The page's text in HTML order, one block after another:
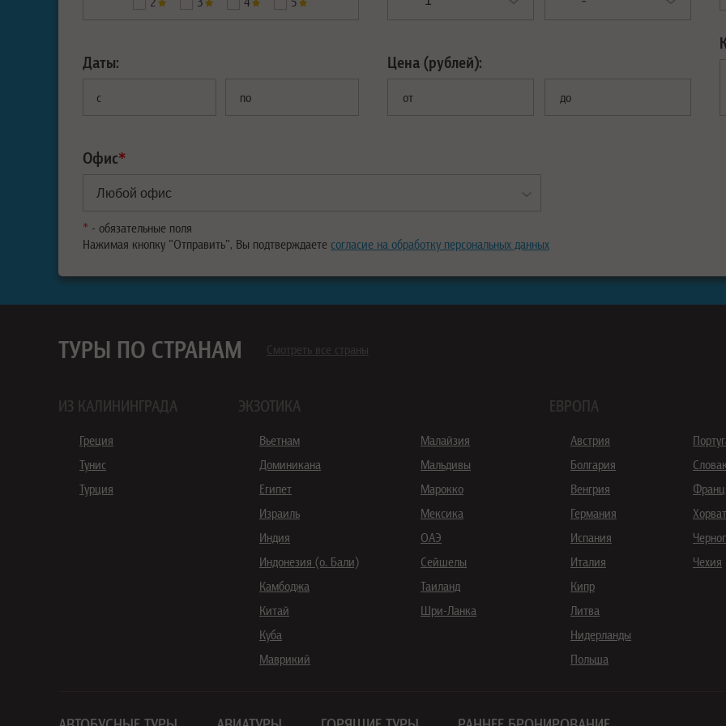
Даты:
с по
Цена (рублей):
от до
Офис*
* - обязательные поля
Нажимая кнопку "Отправить", Вы подтверждаете согласие на обработку персональных данных
ТУРЫ ПО СТРАНАМ Смотреть все страны
ИЗ КАЛИНИНГРАДА
Греция
Тунис
Турция
ЭКЗОТИКА
Вьетнам
Доминикана
Египет
Израиль
Индия
Индонезия (о. Бали)
Камбоджа
Китай
Куба
Маврикий
Малайзия
Мальдивы
Марокко
Мексика
ОАЭ
Сейшелы
Таиланд
Шри-Ланка
ЕВРОПА
Австрия
Болгария
Венгрия
Германия
Испания
Италия
Кипр
Литва
Нидерланды
Польша
Чехия